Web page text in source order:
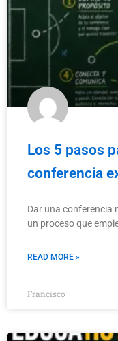
Los 5 pasos
conferencia
Dar una conferencia
un proceso que
READ MORE »
Francisco